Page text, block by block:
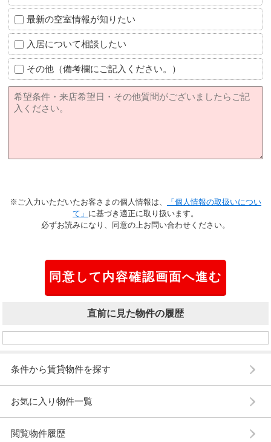
最新の空室情報が知りたい
入居について相談したい
その他（備考欄にご記入ください。）
※ご入力いただいたお客さまの個人情報は、
「個人情報の取扱いについ
て」 に基づき適正に取り扱います。
必ずお読みになり、同意の上お問い合わせください。
直前に見た物件の履歴
条件から賃貸物件を探す
お気に入り物件一覧
閲覧物件履歴